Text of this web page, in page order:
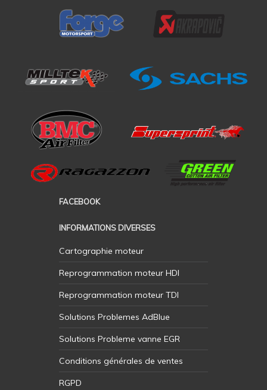
FACEBOOK
INFORMATIONS DIVERSES
Cartographie moteur
Reprogrammation moteur HDI
Reprogrammation moteur TDI
Solutions Problemes AdBlue
Solutions Probleme vanne EGR
Conditions générales de ventes
RGPD